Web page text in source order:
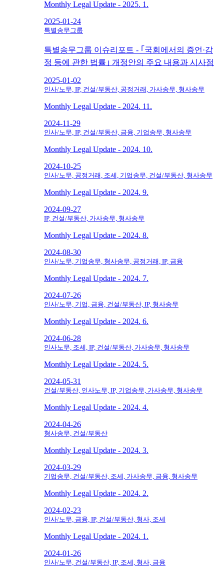
Monthly Legal Update - 2025. 1.
2025-01-24
특별송무그룹
특별송무그룹 이슈리포트 - ｢국회에서의 증언·감
정 등에 관한 법률｣ 개정안의 주요 내용과 시사점
2025-01-02
인사/노무, IP, 건설/부동산, 공정거래, 가사송무, 형사송무
Monthly Legal Update - 2024. 11.
2024-11-29
인사/노무, IP, 건설/부동산, 금융, 기업송무, 형사송무
Monthly Legal Update - 2024. 10.
2024-10-25
인사/노무, 공정거래, 조세, 기업송무, 건설/부동산, 형사송무
Monthly Legal Update - 2024. 9.
2024-09-27
IP, 건설/부동산, 가사송무, 형사송무
Monthly Legal Update - 2024. 8.
2024-08-30
인사/노무, 기업송무, 형사송무, 공정거래, IP, 금융
Monthly Legal Update - 2024. 7.
2024-07-26
인사/노무, 기업, 금융, 건설/부동산, IP, 형사송무
Monthly Legal Update - 2024. 6.
2024-06-28
인사노무, 조세, IP, 건설/부동산, 가사송무, 형사송무
Monthly Legal Update - 2024. 5.
2024-05-31
건설/부동산, 인사노무, IP, 기업송무, 가사송무, 형사송무
Monthly Legal Update - 2024. 4.
2024-04-26
형사송무, 건설/부동산
Monthly Legal Update - 2024. 3.
2024-03-29
기업송무, 건설/부동산, 조세, 가사송무, 금융, 형사송무
Monthly Legal Update - 2024. 2.
2024-02-23
인사/노무, 금융, IP, 건설/부동산, 형사, 조세
Monthly Legal Update - 2024. 1.
2024-01-26
인사/노무, 건설/부동산, IP, 조세, 형사, 금융